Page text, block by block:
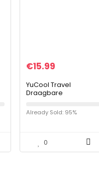
€15.99
YuCool Travel
Draagbare
verstelbaar,
reisaccessoire,
trein…
Already Sold: 95%
0